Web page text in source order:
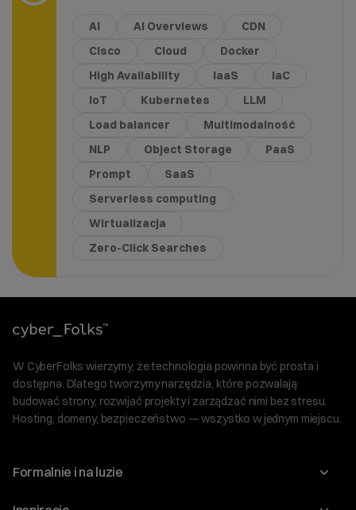
AI AI Overviews
CDN
Cisco
Cloud
Docker
High Availability
IaaS
IaC
IoT
Kubernetes
LLM
Load balancer
Multimodalność
NLP
Object Storage
PaaS
Prompt
SaaS
Serverless computing
Wirtualizacja
Zero-Click Searches
W CyberFolks wierzymy, że technologia powinna być prosta i
dostępna. Dlatego tworzymy narzędzia, które pozwalają
budować strony, rozwijać projekty i zarządzać nimi bez stresu.
Hosting, domeny, bezpieczeństwo — wszystko w jednym miejscu.
Formalnie i na luzie
O nas